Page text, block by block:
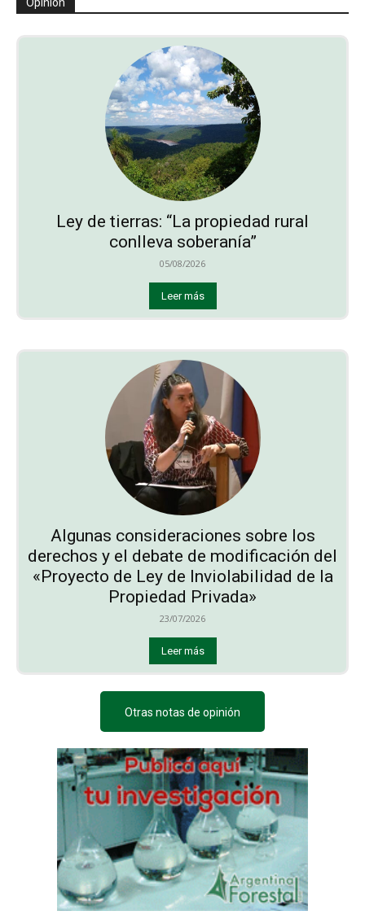
Ley de tierras: “La propiedad rural
conlleva soberanía”
05/08/2026
Leer más
Algunas consideraciones sobre los
derechos y el debate de modificación del
«Proyecto de Ley de Inviolabilidad de la
Propiedad Privada»
23/07/2026
Leer más
Otras notas de opinión